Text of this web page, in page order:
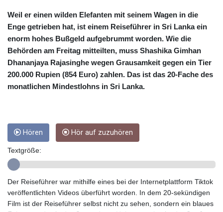
CUP 26.5
DJF 177.720393
DKK 6.46804
DOP 58.250393
DZD 132.93304
GHS 11.76039
GIP 0.740916
GMD 73.503851
Weil er einen wilden Elefanten mit seinem Wagen in die
Enge getrieben hat, ist einem Reiseführer in Sri Lanka ein
enorm hohes Bußgeld aufgebrummt worden. Wie die
Behörden am Freitag mitteilten, muss Shashika Gimhan
Dhananjaya Rajasinghe wegen Grausamkeit gegen ein Tier
200.000 Rupien (854 Euro) zahlen. Das ist das 20-Fache des
monatlichen Mindestlohns in Sri Lanka.
Hören Hör auf zuzuhören
Textgröße:
Der Reiseführer war mithilfe eines bei der Internetplattform Tiktok
veröffentlichten Videos überführt worden. In dem 20-sekündigen
Film ist der Reiseführer selbst nicht zu sehen, sondern ein blaues